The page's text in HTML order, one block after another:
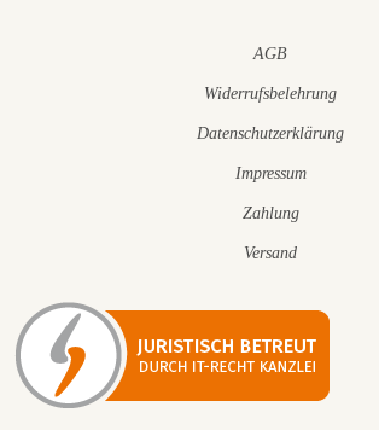
AGB
Widerrufsbelehrung
Datenschutzerklärung
Impressum
Zahlung
Versand